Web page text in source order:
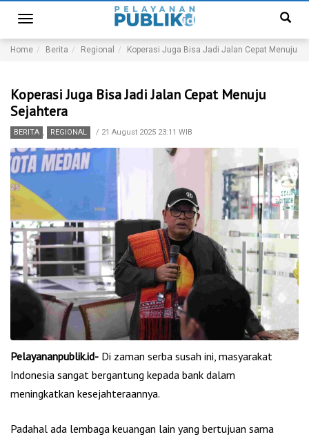
Toggle
navigation
Home Berita Regional Koperasi Juga Bisa Jadi Jalan Cepat Menuju
Koperasi Juga Bisa Jadi Jalan Cepat Menuju
Sejahtera
BERITA , REGIONAL / 21 August 2025 23:11 WIB
Pelayananpublik.id- Di zaman serba susah ini, masyarakat
Indonesia sangat bergantung kepada bank dalam
meningkatkan kesejahteraannya.
Padahal ada lembaga keuangan lain yang bertujuan sama